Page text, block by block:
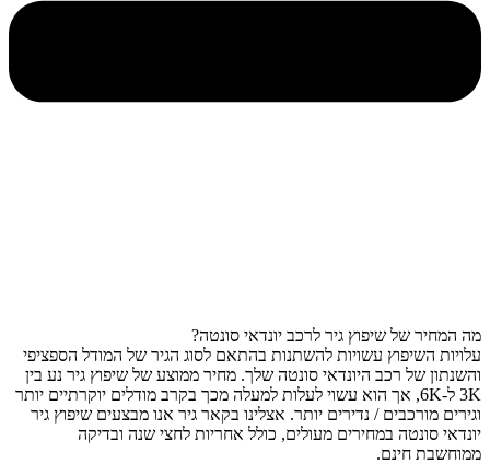
מה המחיר של שיפוץ גיר לרכב יונדאי סונטה?
עלויות השיפוץ עשויות להשתנות בהתאם לסוג הגיר של המודל הספציפי
והשנתון של רכב היונדאי סונטה שלך. מחיר ממוצע של שיפוץ גיר נע בין
3K ל-6K, אך הוא עשוי לעלות למעלה מכך בקרב מודלים יוקרתיים יותר
וגירים מורכבים / נדירים יותר. אצלינו בקאר גיר אנו מבצעים שיפוץ גיר
יונדאי סונטה במחירים מעולים, כולל אחריות לחצי שנה ובדיקה
ממוחשבת חינם.